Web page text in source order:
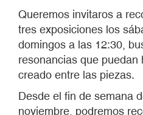
Queremos invitaros a
tres exposiciones los
domingos a las 12:30,
resonancias que puedan
creado entre las piezas.
Desde el fin de semana
noviembre, podremos